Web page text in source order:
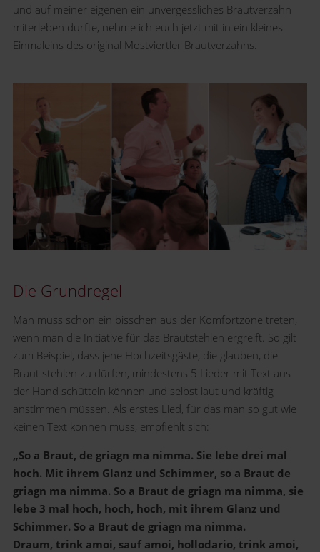
und auf meiner eigenen ein unvergessliches Brautverzahn
miterleben durfte, nehme ich euch jetzt mit in ein kleines
Einmaleins des original Mostviertler Brautverzahns.
Die Grundregel
Man muss schon ein bisschen aus der Komfortzone treten,
wenn man die Initiative für das Brautstehlen ergreift. So gilt
zum Beispiel, dass jene Hochzeitsgäste, die glauben, die
Braut stehlen zu dürfen, mindestens 5 Lieder mit Text aus
der Hand schütteln können und selbst laut und kräftig
anstimmen müssen. Als erstes Lied, für das man so gut wie
keinen Text können muss, empfiehlt sich:
„So a Braut, de griagn ma nimma. Sie lebe drei mal
hoch. Mit ihrem Glanz und Schimmer, so a Braut de
griagn ma nimma. So a Braut de griagn ma nimma, sie
lebe 3 mal hoch, hoch, hoch, mit ihrem Glanz und
Schimmer. So a Braut de griagn ma nimma.
Draum, trink amoi, sauf amoi, hollodario, trink amoi,